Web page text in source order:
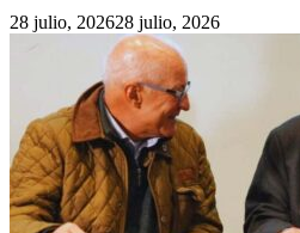
28 julio, 202628 julio, 2026